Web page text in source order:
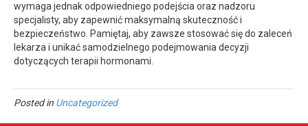
wymaga jednak odpowiedniego podejścia oraz nadzoru
specjalisty, aby zapewnić maksymalną skuteczność i
bezpieczeństwo. Pamiętaj, aby zawsze stosować się do zaleceń
lekarza i unikać samodzielnego podejmowania decyzji
dotyczących terapii hormonami.
Posted in Uncategorized